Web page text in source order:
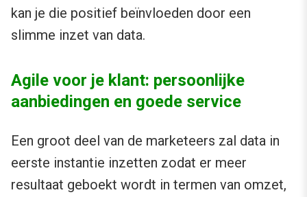
kan je die positief beïnvloeden door een
slimme inzet van data.
Agile voor je klant: persoonlijke
aanbiedingen en goede service
Een groot deel van de marketeers zal data in
eerste instantie inzetten zodat er meer
resultaat geboekt wordt in termen van omzet,